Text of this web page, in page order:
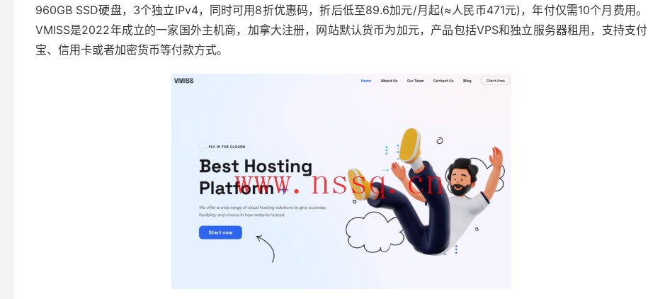
960GB SSD硬盘，3个独立IPv4，同时可用8折优惠码，折后低至89.6加元/月起(≈人民币471元)，年付仅需10个月费用。
VMISS是2022年成立的一家国外主机商，加拿大注册，网站默认货币为加元，产品包括VPS和独立服务器租用，支持支付
宝、信用卡或者加密货币等付款方式。